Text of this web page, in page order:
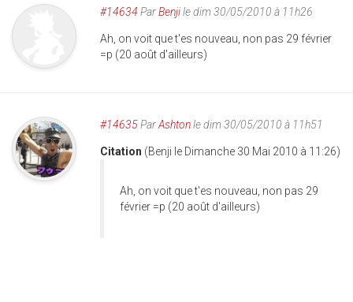
#14634 ParBenjile dim 30/05/2010 à 11h26
Ah, on voit que t'es nouveau, non pas 29 février
=p (20 août d'ailleurs)
#14635ParAshtonle dim 30/05/2010 à 11h51
Citation (Benji le Dimanche 30 Mai 2010 à 11:26)
Ah, on voit que t'es nouveau, non pas 29
février =p (20 août d'ailleurs)